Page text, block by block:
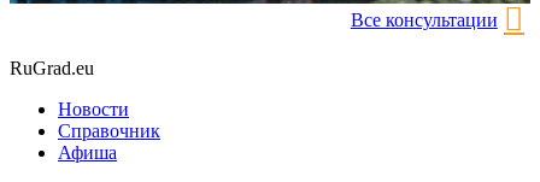
Все консультации
RuGrad.eu
Новости
Справочник
Афиша